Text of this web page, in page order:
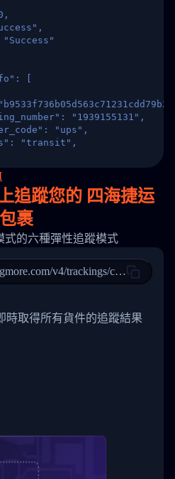
[
"1939155131",
"ups",
"transit",
"United
2,
"",
null,
[
"2017-03-08 04: 22: 00",
"Departed
"Departed Facility
"2017-03-06 15:28:00",
"Shipment
"BEIJING-
追蹤您的 四海捷运
包裹
式的六種彈性追蹤模式
v4/trackings/create
時取得所有貨件的追蹤結果